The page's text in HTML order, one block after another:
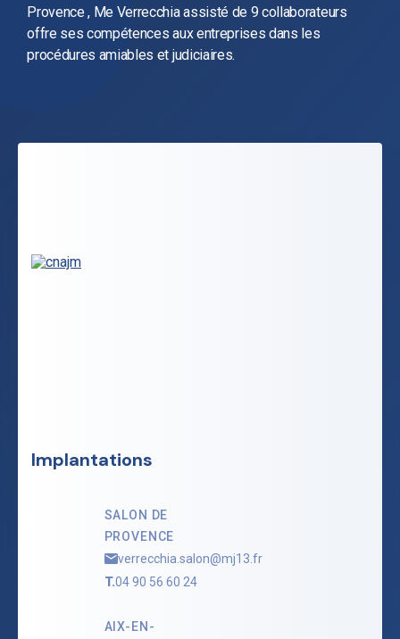
Provence , Me Verrecchia assisté de 9 collaborateurs
offre ses compétences aux entreprises dans les
procédures amiables et judiciaires.
Implantations
SALON DE
PROVENCE
verrecchia.salon@mj13.fr
T.04 90 56 60 24
AIX-EN-